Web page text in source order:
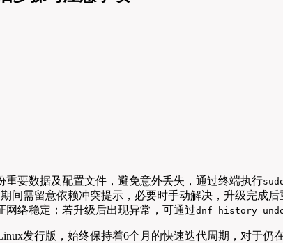
重要数据及配置文件，避免意外丢失，通过终端执行
间需留意依赖冲突提示，必要时手动解决，升级完成
络稳定；若升级后出现异常，可通过dnf history
发行版，始终保持着6个月的快速迭代周期，对于